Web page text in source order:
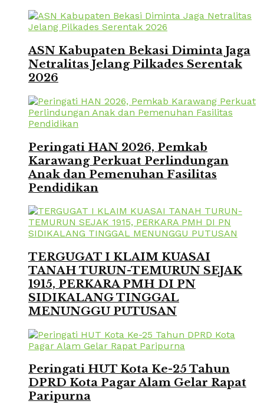
ASN Kabupaten Bekasi Diminta Jaga
Netralitas Jelang Pilkades Serentak
2026
Peringati HAN 2026, Pemkab
Karawang Perkuat Perlindungan
Anak dan Pemenuhan Fasilitas
Pendidikan
TERGUGAT I KLAIM KUASAI
TANAH TURUN-TEMURUN SEJAK
1915, PERKARA PMH DI PN
SIDIKALANG TINGGAL
MENUNGGU PUTUSAN
Peringati HUT Kota Ke-25 Tahun
DPRD Kota Pagar Alam Gelar Rapat
Paripurna